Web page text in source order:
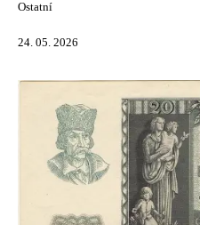
Ostatní
24. 05. 2026